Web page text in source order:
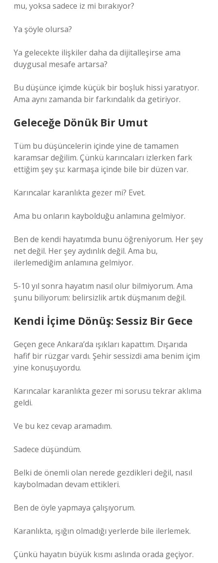
mu, yoksa sadece iz mi bırakıyor?
Ya şöyle olursa?
Ya gelecekte ilişkiler daha da dijitalleşirse ama
duygusal mesafe artarsa?
Bu düşünce içimde küçük bir boşluk hissi yaratıyor.
Ama aynı zamanda bir farkındalık da getiriyor.
Geleceğe Dönük Bir Umut
Tüm bu düşüncelerin içinde yine de tamamen
karamsar değilim. Çünkü karıncaları izlerken fark
ettiğim şey şu: karmaşa içinde bile bir düzen var.
Karıncalar karanlıkta gezer mi? Evet.
Ama bu onların kaybolduğu anlamına gelmiyor.
Ben de kendi hayatımda bunu öğreniyorum. Her şey
net değil. Her şey aydınlık değil. Ama bu,
ilerlemediğim anlamına gelmiyor.
5-10 yıl sonra hayatım nasıl olur bilmiyorum. Ama
şunu biliyorum: belirsizlik artık düşmanım değil.
Kendi İçime Dönüş: Sessiz Bir Gece
Geçen gece Ankara’da ışıkları kapattım. Dışarıda
hafif bir rüzgar vardı. Şehir sessizdi ama benim içim
yine konuşuyordu.
Karıncalar karanlıkta gezer mi sorusu tekrar aklıma
geldi.
Ve bu kez cevap aramadım.
Sadece düşündüm.
Belki de önemli olan nerede gezdikleri değil, nasıl
kaybolmadan devam ettikleri.
Ben de öyle yapmaya çalışıyorum.
Karanlıkta, ışığın olmadığı yerlerde bile ilerlemek.
Çünkü hayatın büyük kısmı aslında orada geçiyor.